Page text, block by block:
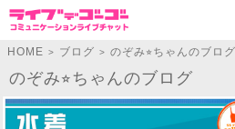
HOME > ブログ > のぞみ⭐︎ちゃんのブログ
のぞみ⭐︎ちゃんのブログ